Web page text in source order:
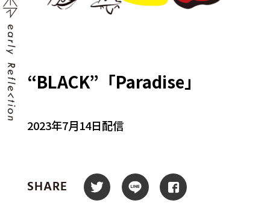
“BLACK”「Paradise」
2023年7月14日配信
SHARE